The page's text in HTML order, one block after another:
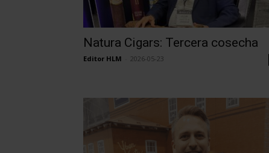
Natura Cigars: Tercera cosecha
Editor HLM 2026-05-23